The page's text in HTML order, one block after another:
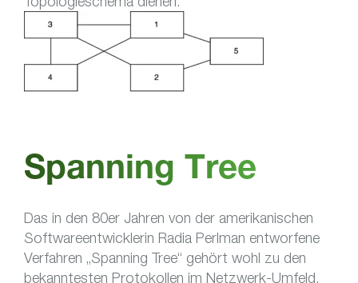
Spanning Tree
Das in den 80er Jahren von der amerikanischen
Softwareentwicklerin Radia Perlman entworfene
Verfahren „Spanning Tree“ gehört wohl zu den
bekanntesten Protokollen im Netzwerk-Umfeld.